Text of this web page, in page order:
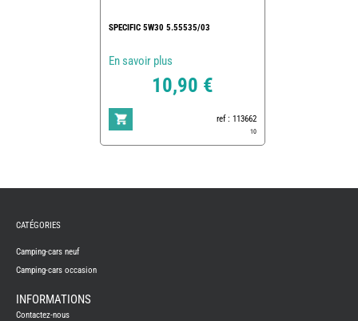
SPECIFIC 5W30 5.55535/03
En savoir plus
10,90 €
ref : 113662
10
CAMPING-
NEUFS
CAMPING-
CAMPING-
CATÉGORIES
Camping-cars neuf
Camping-cars occasion
INFORMATIONS
Contactez-nous